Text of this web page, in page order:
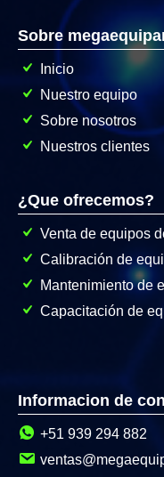
Sobre
Inicio
Nuestro equipo
Sobre nosotros
Nuestros clientes
¿Que ofrecemos?
Venta de equipos
Calibración de
Mantenimiento de
Capacitación de
Informacion de
+51 939 294 882